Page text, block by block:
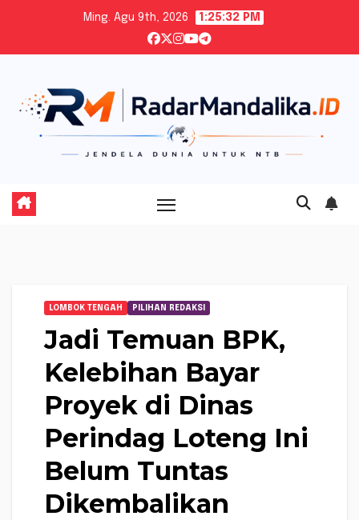
content
Ming. Agu 9th, 2026 1:25:33 PM
LOMBOK TENGAH PILIHAN REDAKSI
Jadi Temuan BPK,
Kelebihan Bayar
Proyek di Dinas
Perindag Loteng Ini
Belum Tuntas
Dikembalikan